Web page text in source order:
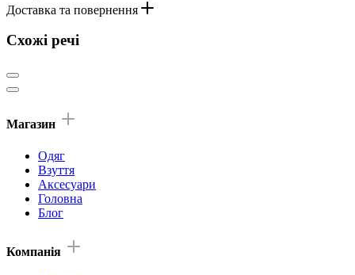
Доставка та повернення
Схожі речі
Магазин
Одяг
Взуття
Аксесуари
Головна
Блог
Компанія